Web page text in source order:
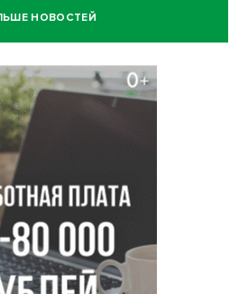
объявил бесплатную
25 тысяч
отметил юбилей в
спасли сердце восьмиклассницы
НОВОСТЕЙ